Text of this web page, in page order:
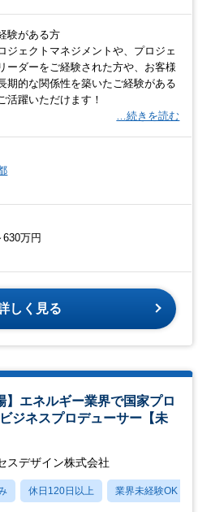
験がある方
ジェクトマネジメントや、プロジェ
ーダーをご経験された方や、お客様
期的な関係性を築いたご経験がある
活躍いただけます！
…続きを読む
630万円
しく見る
】エネルギー業界で国家プロ
ジネスプロデューサー【未
スデザイン株式会社
休日120日以上 業界未経験OK